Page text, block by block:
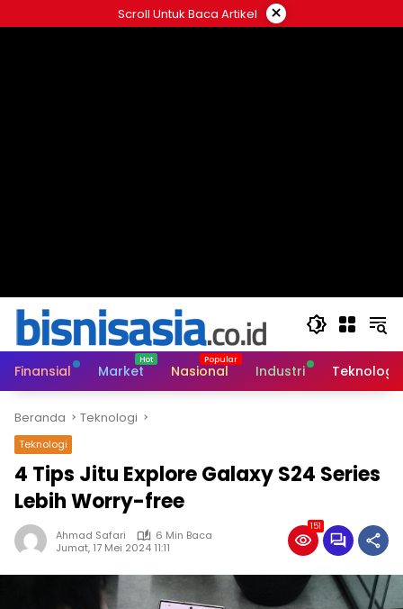
ke
Scroll Untuk Baca Artikel ×
Finansial Market Nasional Industri Teknologi
Beranda Teknologi
Teknologi
4 Tips Jitu Explore Galaxy S24 Series
Lebih Worry-free
Ahmad Safari
6 Min Baca
Jumat, 17 Mei 2024 11:11
151